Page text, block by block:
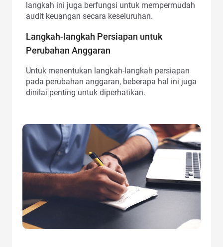
langkah ini juga berfungsi untuk mempermudah
audit keuangan secara keseluruhan.
Langkah-langkah Persiapan untuk
Perubahan Anggaran
Untuk menentukan langkah-langkah persiapan
pada perubahan anggaran, beberapa hal ini juga
dinilai penting untuk diperhatikan.